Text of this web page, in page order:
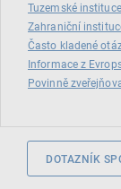
Tuzemské instituce
Zahraniční
Často kladené
Informace z
Povinně
DOTAZNÍK